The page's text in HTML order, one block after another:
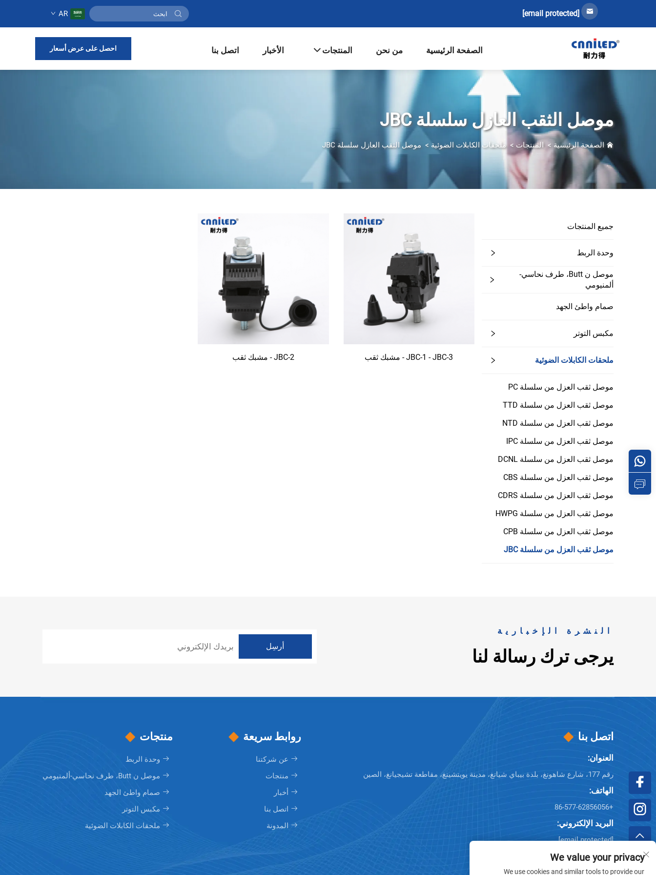
[email protected]
AR
الصفحة الرئيسية من نحن المنتجات الأخبار اتصل بنا احصل على عرض أسعار
موصل الثقب العازل سلسلة JBC
الصفحة الرئيسية > المنتجات >ملحقات الكابلات الضوئية > موصل الثقب العازل سلسلة JBC
جميع المنتجات
وحدة الربط
موصل ن Butt، طرف نحاسي-
ألمنيومي
صمام واطئ الجهد
مكبس التوتر
ملحقات الكابلات الضوئية
موصل ثقب العزل من سلسلة PC
موصل ثقب العزل من سلسلة TTD
موصل ثقب العزل من سلسلة NTD
موصل ثقب العزل من سلسلة IPC
موصل ثقب العزل من سلسلة DCNL
موصل ثقب العزل من سلسلة CBS
موصل ثقب العزل من سلسلة CDRS
موصل ثقب العزل من سلسلة HWPG
موصل ثقب العزل من سلسلة CPB
موصل ثقب العزل من سلسلة JBC
JBC-1 - JBC-3 - مشبك ثقب JBC-2 - مشبك ثقب
النشرة الإخبارية
يرجى ترك رسالة لنا
اتصل بنا
العنوان:
رقم 177، شارع شاهونغ، بلدة بيباي شيانغ، مدينة يويتشينغ، مقاطعة تشيجيانغ، الصين
الهاتف:
+86-577-62856056
البريد الإلكتروني:
[email protected]
روابط سريعة
عن شركتنا
منتجات
أخبار
اتصل بنا
المدونة
منتجات
وحدة الربط
موصل ن Butt، طرف نحاسي-ألمنيومي
صمام واطئ الجهد
مكبس التوتر
ملحقات الكابلات الضوئية
We value your privacy
We use cookies and similar tools to provide our